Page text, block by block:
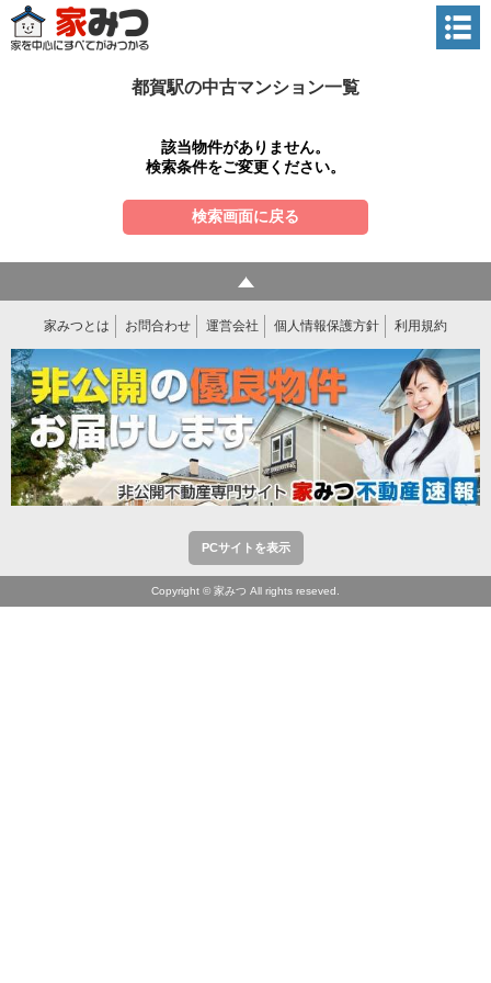
都賀駅の中古マンション一覧
該当物件がありません。
検索条件をご変更ください。
検索画面に戻る
家みつとは お問合わせ 運営会社 個人情報保護方針 利用規約
PCサイトを表示
Copyright © 家みつ All rights reseved.